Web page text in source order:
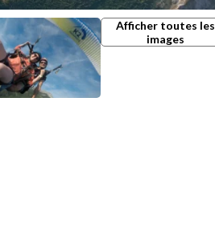
Afficher toutes les
images